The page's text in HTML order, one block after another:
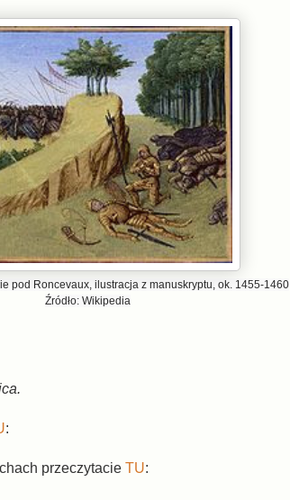
pod Roncevaux, ilustracja z manuskryptu, ok. 1455-1460
Źródło: Wikipedia
:
przeczytacie TU: